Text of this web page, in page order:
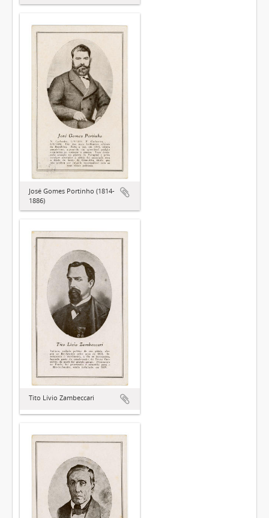
José Gomes Portinho (1814-
1886)
Tito Lívio Zambeccari